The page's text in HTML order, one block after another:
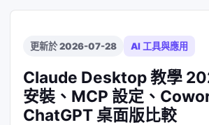
更新於 2026-07-28 AI 工具與應用
Claude Desktop 教學
安裝、MCP 設定、
ChatGPT 桌面版比較